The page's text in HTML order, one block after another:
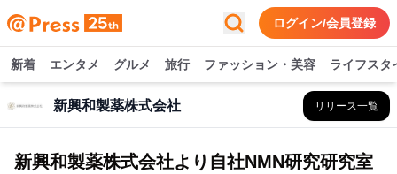
ログイン/会員登録
新着 エンタメ グルメ 旅行 ファッション・美容 ライフスタ
新興和製薬株式会社 リリース一覧
新興和製薬株式会社より自社NMN研究研究室